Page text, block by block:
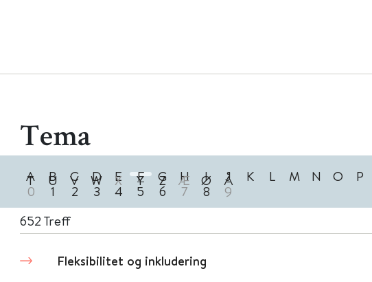
Tema
A B C D E F G H I J K L M N O P
T U V W X Y Z Æ Ø Å
0 1 2 3 4 5 6 7 8 9
652 Treff
Fleksibilitet og inkludering